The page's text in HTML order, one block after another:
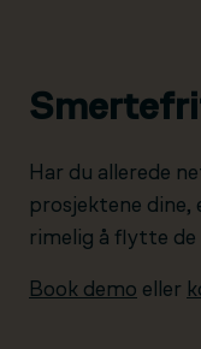
Har du allerede
prosjektene
rimelig å flytte de
Book demo eller